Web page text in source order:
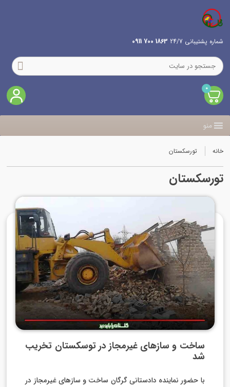
شماره پشتیبانی 24/7 1863 700 0911
0
منو
خانه تورسکستان
تورسکستان
ساخت و سازهای غیرمجاز در توسکستان تخریب
شد
با حضور نماینده دادستانی گرگان ساخت و سازهای غیرمجاز در